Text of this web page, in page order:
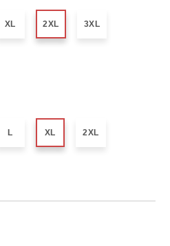
XL 2XL 3XL
L XL 2XL